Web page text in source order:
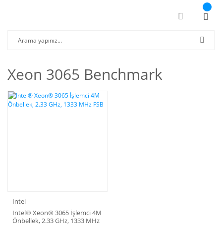
Xeon 3065 Benchmark
Intel
Intel® Xeon® 3065 İşlemci 4M
Önbellek, 2.33 GHz, 1333 MHz